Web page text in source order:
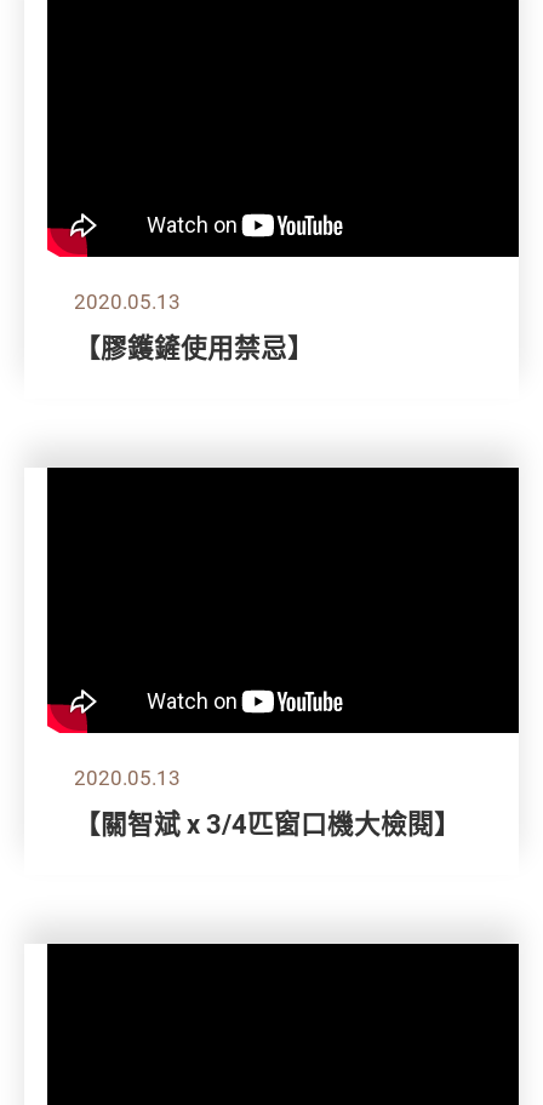
2020.05.13
【膠鑊鏟使用禁忌】
2020.05.13
【關智斌 x 3/4匹窗口機大檢閱】